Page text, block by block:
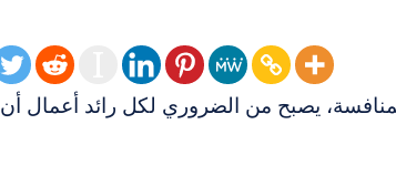
يصبح من الضروري لكل رائد أعمال أن